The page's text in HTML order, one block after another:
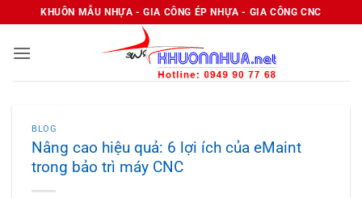
qua
nội
KHUÔN MẪU NHỰA - GIA CÔNG ÉP NHỰA - GIA CÔNG CNC
BLOG
Nâng cao hiệu quả: 6 lợi ích của eMaint
trong bảo trì máy CNC